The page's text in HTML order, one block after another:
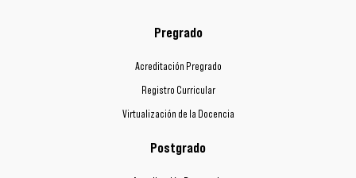
Pregrado
Acreditación Pregrado
Registro Curricular
Virtualización de la Docencia
Postgrado